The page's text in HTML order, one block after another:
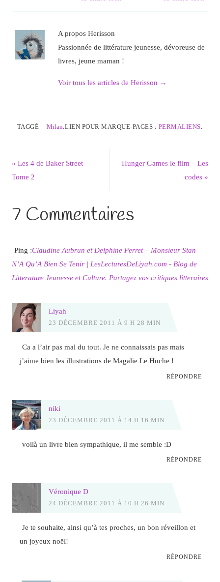
A propos Herisson
Passionnée de littérature jeunesse, dévoreuse de
livres, jeune maman !
Voir tous les articles de Herisson →
TAGGÉ Milan.LIEN POUR MARQUE-PAGES : PERMALIENS.
« Les 4 de Baker Street
Tome 2
Hunger Games le film – Les
codes»
7 Commentaires
Ping :Claudine Aubrun et Delphine Perret – Monsieur Stan
N’A Qu’A Bien Se Tenir | LesLecturesDeLiyah.com - Blog de
Litterature Jeunesse et Culture. Partagez vos critiques litteraires
Liyah
23 DÉCEMBRE 2011 À 9 H 28 MIN
Ca a l’air pas mal du tout. Je ne connaissais pas mais
j’aime bien les illustrations de Magalie Le Huche !
RÉPONDRE
niki
23 DÉCEMBRE 2011 À 14 H 16 MIN
voilà un livre bien sympathique, il me semble :D
RÉPONDRE
Véronique D
24 DÉCEMBRE 2011 À 10 H 26 MIN
Je te souhaite, ainsi qu’à tes proches, un bon réveillon et
un joyeux noël!
RÉPONDRE